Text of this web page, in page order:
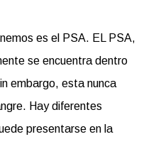
es el PSA. EL PSA,
se encuentra dentro
embargo, esta nunca
Hay diferentes
presentarse en la